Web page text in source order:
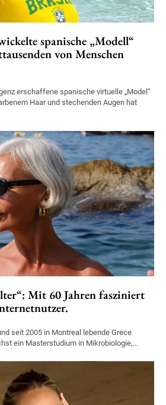
spanische „Modell“
von Menschen
erschaffene spanische virtuelle „Model“
Haar und stechenden Augen hat
Mit 60 Jahren fasziniert
seit 2005 in Montreal lebende Grece
ein Masterstudium in Mikrobiologie,...